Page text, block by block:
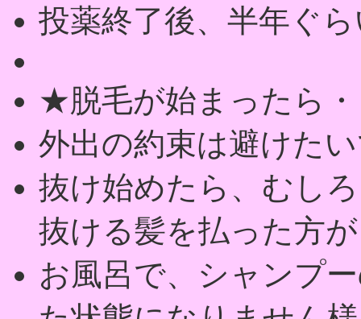
投薬終了後、半年ぐ
★脱毛が始まったら
外出の約束は避けた
抜け始めたら、むし
抜ける髪を払った方
お風呂で、シャンプ